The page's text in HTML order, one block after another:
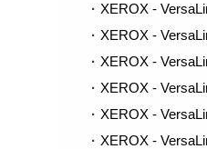
XEROX -
XEROX -
XEROX -
XEROX -
XEROX -
XEROX -